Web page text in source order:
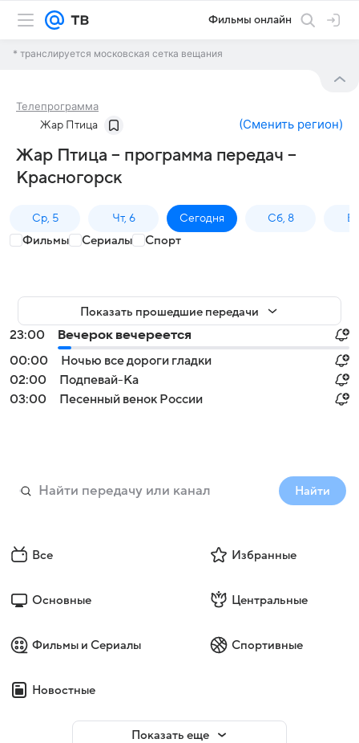
Фильмы онлайн
* транслируется московская сетка вещания
Телепрограмма
Жар Птица (Сменить регион)
Жар Птица – программа передач –
Красногорск
Ср, 5 Чт, 6 Сегодня Сб, 8
Фильмы Сериалы Спорт
Показать прошедшие передачи
23:00
Вечерок вечереется
00:00
Ночью все дороги гладки
02:00
Подпевай-Ка
03:00
Песенный венок России
Найти
Все Избранные
Основные Центральные
Фильмы и Сериалы Спортивные
Новостные
Показать еще